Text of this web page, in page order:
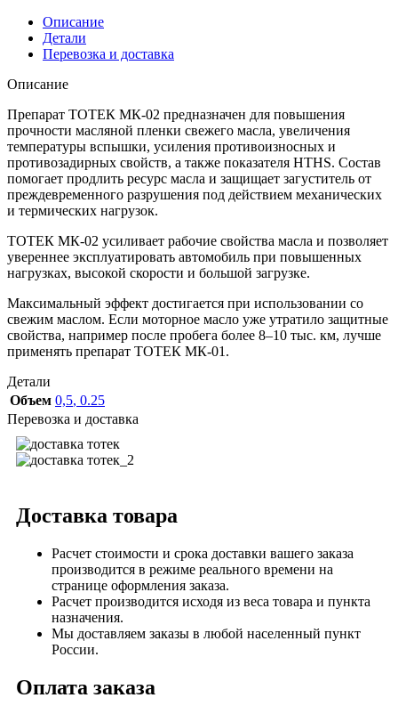
Описание
Детали
Перевозка и доставка
Описание
Препарат ТОТЕК МК-02 предназначен для повышения
прочности масляной пленки свежего масла, увеличения
температуры вспышки, усиления противоизносных и
противозадирных свойств, а также показателя HTHS. Состав
помогает продлить ресурс масла и защищает загуститель от
преждевременного разрушения под действием механических
и термических нагрузок.
ТОТЕК МК-02 усиливает рабочие свойства масла и позволяет
увереннее эксплуатировать автомобиль при повышенных
нагрузках, высокой скорости и большой загрузке.
Максимальный эффект достигается при использовании со
свежим маслом. Если моторное масло уже утратило защитные
свойства, например после пробега более 8–10 тыс. км, лучше
применять препарат ТОТЕК МК-01.
Детали
Объем 0,5, 0.25
Перевозка и доставка
Доставка товара
Расчет стоимости и срока доставки вашего заказа
производится в режиме реального времени на
странице оформления заказа.
Расчет производится исходя из веса товара и пункта
назначения.
Мы доставляем заказы в любой населенный пункт
России.
Оплата заказа